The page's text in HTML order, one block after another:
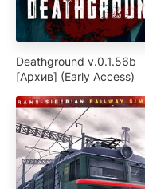
Deathground v.0.1.56b
[Архив] (Early Access)